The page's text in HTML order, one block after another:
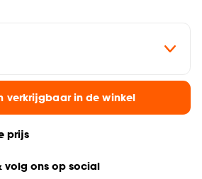
verkrijgbaar in de winkel
prijs
volg ons op social